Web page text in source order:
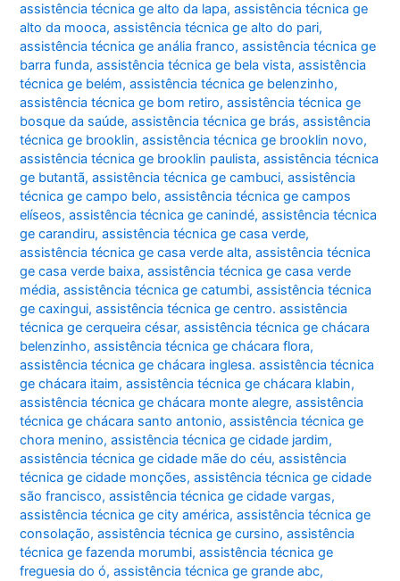
assistência técnica ge alto da lapa,assistência técnica ge
alto da mooca,assistência técnica ge alto do pari,
assistência técnica ge anália franco,assistência técnica ge
barra funda,assistência técnica ge bela vista,assistência
técnica ge belém,assistência técnica ge belenzinho,
assistência técnica ge bom retiro,assistência técnica ge
bosque da saúde,assistência técnica ge brás,assistência
técnica ge brooklin,assistência técnica ge brooklin novo,
assistência técnica ge brooklin paulista,assistência técnica
ge butantã,assistência técnica ge cambuci,assistência
técnica ge campo belo,assistência técnica ge campos
elíseos,assistência técnica ge canindé,assistência técnica
ge carandiru,assistência técnica ge casa verde,
assistência técnica ge casa verde alta,assistência técnica
ge casa verde baixa,assistência técnica ge casa verde
média,assistência técnica ge catumbi,assistência técnica
ge caxingui,assistência técnica ge centro. assistência
técnica ge cerqueira césar,assistência técnica ge chácara
belenzinho,assistência técnica ge chácara flora,
assistência técnica ge chácara inglesa. assistência técnica
ge chácara itaim,assistência técnica ge chácara klabin,
assistência técnica ge chácara monte alegre,assistência
técnica ge chácara santo antonio,assistência técnica ge
chora menino,assistência técnica ge cidade jardim,
assistência técnica ge cidade mãe do céu,assistência
técnica ge cidade monções,assistência técnica ge cidade
são francisco,assistência técnica ge cidade vargas,
assistência técnica ge city américa,assistência técnica ge
consolação,assistência técnica ge cursino,assistência
técnica ge fazenda morumbi,assistência técnica ge
freguesia do ó,assistência técnica ge grande abc,